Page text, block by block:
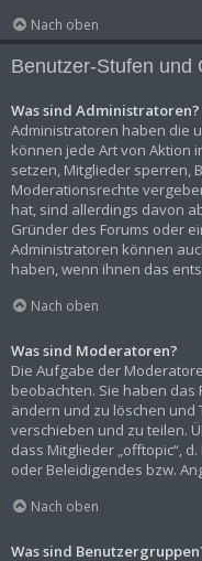
Nach oben
Benutzer-Stufen und
Was sind Administratoren?
Administratoren haben die
können jede Art von Aktion
setzen, Mitglieder sperren,
Moderationsrechte
hat, sind allerdings davon
Gründer des Forums oder
Administratoren können
haben, wenn ihnen das
Nach oben
Was sind Moderatoren?
Die Aufgabe der
beobachten. Sie haben das
ändern und zu löschen und
verschieben und zu teilen.
dass Mitglieder „offtopic“,
oder Beleidigendes bzw.
Nach oben
Was sind